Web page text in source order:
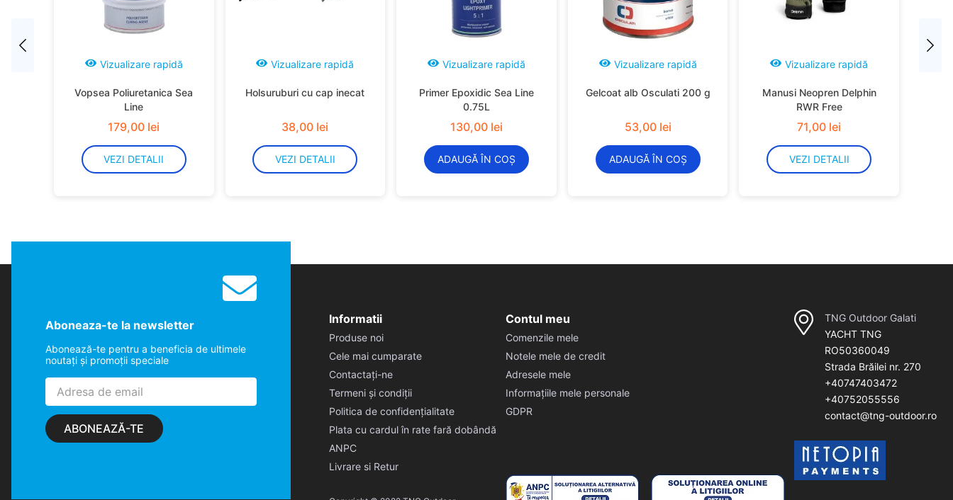
Vizualizare rapidă
Vopsea Poliuretanica Sea
Line
179,00 lei
VEZI DETALII
Vizualizare rapidă
Holsuruburi cu cap inecat
38,00 lei
VEZI DETALII
Vizualizare rapidă
Primer Epoxidic Sea Line
0.75L
130,00 lei
ADAUGĂ ÎN COȘ
Vizualizare rapidă
Gelcoat alb Osculati 200 g
53,00 lei
ADAUGĂ ÎN COȘ
Vizualizare rapidă
Manusi Neopren Delphin
RWR Free
71,00 lei
VEZI DETALII
Aboneaza-te la newsletter
Abonează-te pentru a beneficia de ultimele
noutaţi şi promoţii speciale
ABONEAZĂ-TE
Informatii
Produse noi
Cele mai cumparate
Contactați-ne
Termeni și condiții
Politica de confidențialitate
Plata cu cardul în rate fară dobândă
ANPC
Livrare si Retur
Contul meu
Comenzile mele
Notele mele de credit
Adresele mele
Informațiile mele personale
GDPR
TNG Outdoor Galati
YACHT TNG
RO50360049
Strada Brăilei nr. 270
+40747403472
+40752055556
contact@tng-outdoor.ro